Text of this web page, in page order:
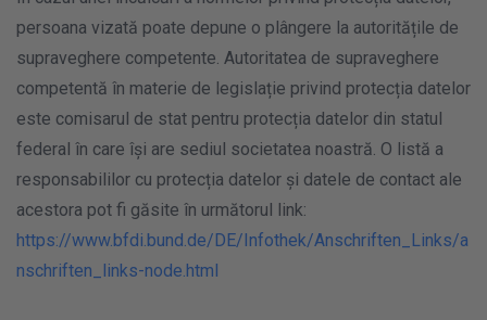
persoana vizată poate depune o plângere la autoritățile de
supraveghere competente. Autoritatea de supraveghere
competentă în materie de legislație privind protecția datelor
este comisarul de stat pentru protecția datelor din statul
federal în care își are sediul societatea noastră. O listă a
responsabililor cu protecția datelor și datele de contact ale
acestora pot fi găsite în următorul link:
https://www.bfdi.bund.de/DE/Infothek/Anschriften_Links/a
nschriften_links-node.html